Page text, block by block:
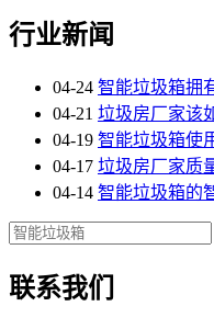
行业新闻
04-24 智能垃圾箱拥
04-21 垃圾房厂家该
04-19 智能垃圾箱使
04-17 垃圾房厂家质
04-14 智能垃圾箱的
联系我们